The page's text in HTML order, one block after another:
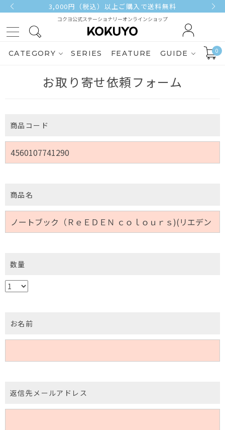
3,000円（税込）以上ご購入で送料無料
コクヨ公式ステーショナリーオンラインショップ
CATEGORY SERIES FEATURE GUIDE 0
お取り寄せ依頼フォーム
商品コード
商品名
数量
お名前
返信先メールアドレス